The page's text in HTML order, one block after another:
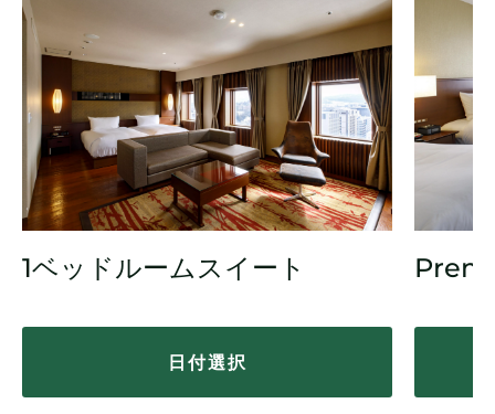
1ベッドルームスイート
日付選択